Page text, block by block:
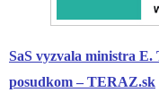
SaS vyzvala ministra
posudkom – TERAZ.sk